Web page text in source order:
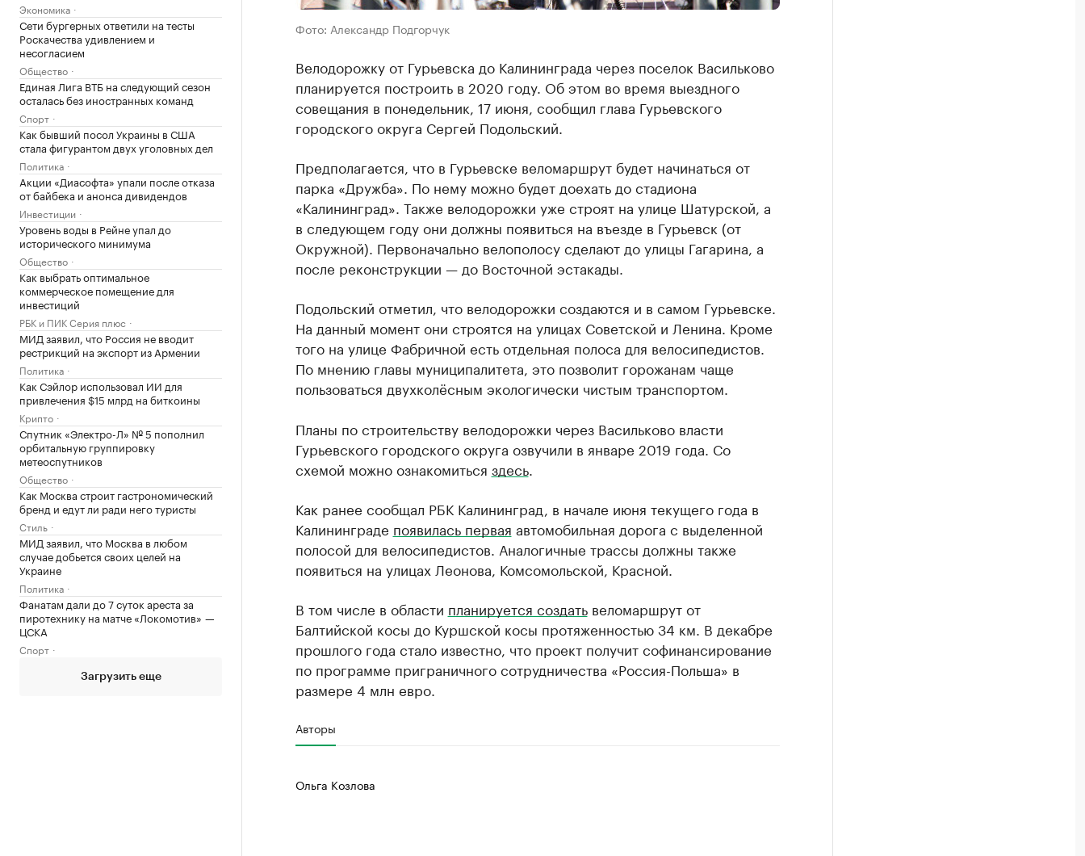
Экономика
Сети бургерных ответили на тесты
Роскачества удивлением и
несогласием
Общество
Единая Лига ВТБ на следующий сезон
осталась без иностранных команд
Спорт
Как бывший посол Украины в США
стала фигурантом двух уголовных дел
Политика
Акции «Диасофта» упали после отказа
от байбека и анонса дивидендов
Инвестиции
Уровень воды в Рейне упал до
исторического минимума
Общество
Как выбрать оптимальное
коммерческое помещение для
инвестиций
РБК и ПИК Серия плюс
МИД заявил, что Россия не вводит
рестрикций на экспорт из Армении
Политика
Как Сэйлор использовал ИИ для
привлечения $15 млрд на биткоины
Крипто
Спутник «Электро-Л» № 5 пополнил
орбитальную группировку
метеоспутников
Общество
Как Москва строит гастрономический
бренд и едут ли ради него туристы
Стиль
МИД заявил, что Москва в любом
случае добьется своих целей на
Украине
Политика
Фанатам дали до 7 суток ареста за
пиротехнику на матче «Локомотив» —
ЦСКА
Спорт
Загрузить еще
Фото: Александр Подгорчук
Велодорожку от Гурьевска до Калининграда через поселок Васильково
планируется построить в 2020 году. Об этом во время выездного
совещания в понедельник, 17 июня, сообщил глава Гурьевского
городского округа Сергей Подольский.
Предполагается, что в Гурьевске веломаршрут будет начинаться от
парка «Дружба». По нему можно будет доехать до стадиона
«Калининград». Также велодорожки уже строят на улице Шатурской, а
в следующем году они должны появиться на въезде в Гурьевск (от
Окружной). Первоначально велополосу сделают до улицы Гагарина, а
после реконструкции — до Восточной эстакады.
Подольский отметил, что велодорожки создаются и в самом Гурьевске.
На данный момент они строятся на улицах Советской и Ленина. Кроме
того на улице Фабричной есть отдельная полоса для велосипедистов.
По мнению главы муниципалитета, это позволит горожанам чаще
пользоваться двухколёсным экологически чистым транспортом.
Планы по строительству велодорожки через Васильково власти
Гурьевского городского округа озвучили в январе 2019 года. Со
схемой можно ознакомиться здесь.
Как ранее сообщал РБК Калининград, в начале июня текущего года в
Калининграде появилась первая автомобильная дорога с выделенной
полосой для велосипедистов. Аналогичные трассы должны также
появиться на улицах Леонова, Комсомольской, Красной.
В том числе в области планируется создатьвеломаршрут от
Балтийской косы до Куршской косы протяженностью 34 км. В декабре
прошлого года стало известно, что проект получит софинансирование
по программе приграничного сотрудничества «Россия-Польша» в
размере 4 млн евро.
Авторы
Ольга Козлова